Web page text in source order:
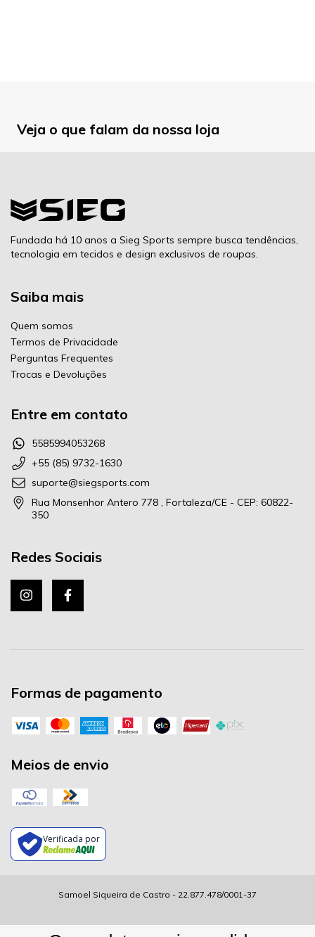
Veja o que falam da nossa loja
Fundada há 10 anos a Sieg Sports sempre busca tendências,
tecnologia em tecidos e design exclusivos de roupas.
Saiba mais
Quem somos
Termos de Privacidade
Perguntas Frequentes
Trocas e Devoluções
Entre em contato
5585994053268
+55 (85) 9732-1630
suporte@siegsports.com
Rua Monsenhor Antero 778 , Fortaleza/CE - CEP: 60822-
350
Redes Sociais
Formas de pagamento
Meios de envio
Verificada por
Samoel Siqueira de Castro - 22.877.478/0001-37